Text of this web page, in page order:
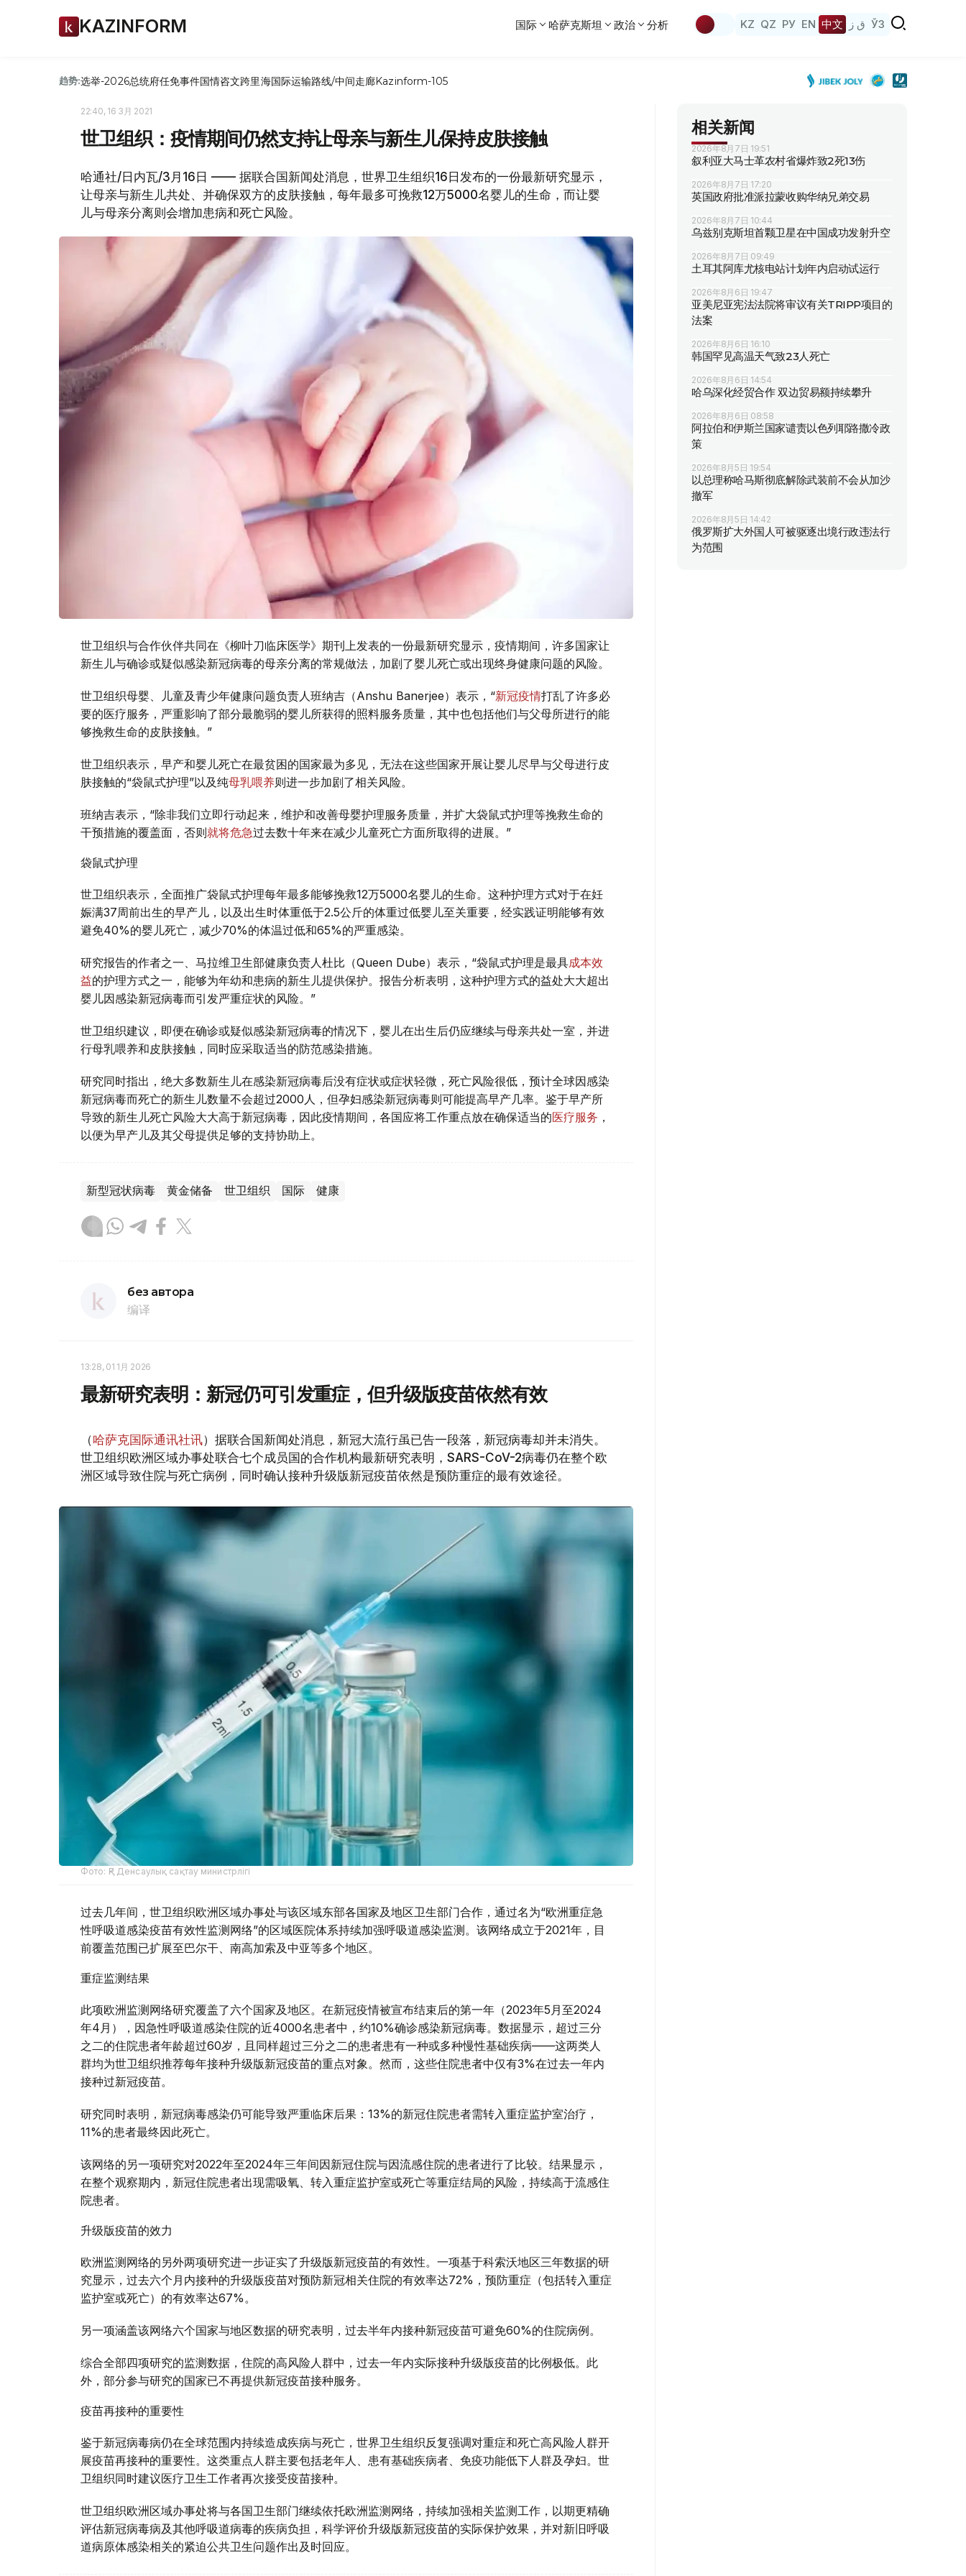
KAZINFORM 国际 哈萨克斯坦 政治 分析 KZ QZ РУ EN 中文 ق ز ЎЗ
趋势:选举-2026总统府任免事件国情咨文跨里海国际运输路线/中间走廊Kazinform-105
22:40, 16 3月 2021
世卫组织：疫情期间仍然支持让母亲与新生儿保持皮肤接触
哈通社/日内瓦/3月16日 —— 据联合国新闻处消息，世界卫生组织16日发布的一份最新研究显示，
让母亲与新生儿共处、并确保双方的皮肤接触，每年最多可挽救12万5000名婴儿的生命，而让婴
儿与母亲分离则会增加患病和死亡风险。
世卫组织与合作伙伴共同在《柳叶刀临床医学》期刊上发表的一份最新研究显示，疫情期间，许多国家让
新生儿与确诊或疑似感染新冠病毒的母亲分离的常规做法，加剧了婴儿死亡或出现终身健康问题的风险。
世卫组织母婴、儿童及青少年健康问题负责人班纳吉（Anshu Banerjee）表示，“新冠疫情打乱了许多必
要的医疗服务，严重影响了部分最脆弱的婴儿所获得的照料服务质量，其中也包括他们与父母所进行的能
够挽救生命的皮肤接触。”
世卫组织表示，早产和婴儿死亡在最贫困的国家最为多见，无法在这些国家开展让婴儿尽早与父母进行皮
肤接触的“袋鼠式护理”以及纯母乳喂养则进一步加剧了相关风险。
班纳吉表示，“除非我们立即行动起来，维护和改善母婴护理服务质量，并扩大袋鼠式护理等挽救生命的
干预措施的覆盖面，否则就将危急过去数十年来在减少儿童死亡方面所取得的进展。”
袋鼠式护理
世卫组织表示，全面推广袋鼠式护理每年最多能够挽救12万5000名婴儿的生命。这种护理方式对于在妊
娠满37周前出生的早产儿，以及出生时体重低于2.5公斤的体重过低婴儿至关重要，经实践证明能够有效
避免40%的婴儿死亡，减少70%的体温过低和65%的严重感染。
研究报告的作者之一、马拉维卫生部健康负责人杜比（Queen Dube）表示，“袋鼠式护理是最具成本效
益的护理方式之一，能够为年幼和患病的新生儿提供保护。报告分析表明，这种护理方式的益处大大超出
婴儿因感染新冠病毒而引发严重症状的风险。”
世卫组织建议，即便在确诊或疑似感染新冠病毒的情况下，婴儿在出生后仍应继续与母亲共处一室，并进
行母乳喂养和皮肤接触，同时应采取适当的防范感染措施。
研究同时指出，绝大多数新生儿在感染新冠病毒后没有症状或症状轻微，死亡风险很低，预计全球因感染
新冠病毒而死亡的新生儿数量不会超过2000人，但孕妇感染新冠病毒则可能提高早产几率。鉴于早产所
导致的新生儿死亡风险大大高于新冠病毒，因此疫情期间，各国应将工作重点放在确保适当的医疗服务 ，
以便为早产儿及其父母提供足够的支持协助上。
新型冠状病毒 黄金储备 世卫组织 国际 健康
без автора
编译
13:28, 01 1月 2026
最新研究表明：新冠仍可引发重症，但升级版疫苗依然有效
（哈萨克国际通讯社讯）据联合国新闻处消息，新冠大流行虽已告一段落，新冠病毒却并未消失。
世卫组织欧洲区域办事处联合七个成员国的合作机构最新研究表明，SARS-CoV-2病毒仍在整个欧
洲区域导致住院与死亡病例，同时确认接种升级版新冠疫苗依然是预防重症的最有效途径。
Фото: ҚР Денсаулық сақтау министрлігі
过去几年间，世卫组织欧洲区域办事处与该区域东部各国家及地区卫生部门合作，通过名为“欧洲重症急
性呼吸道感染疫苗有效性监测网络”的区域医院体系持续加强呼吸道感染监测。该网络成立于2021年，目
前覆盖范围已扩展至巴尔干、南高加索及中亚等多个地区。
重症监测结果
此项欧洲监测网络研究覆盖了六个国家及地区。在新冠疫情被宣布结束后的第一年（2023年5月至2024
年4月），因急性呼吸道感染住院的近4000名患者中，约10%确诊感染新冠病毒。数据显示，超过三分
之二的住院患者年龄超过60岁，且同样超过三分之二的患者患有一种或多种慢性基础疾病——这两类人
群均为世卫组织推荐每年接种升级版新冠疫苗的重点对象。然而，这些住院患者中仅有3%在过去一年内
接种过新冠疫苗。
研究同时表明，新冠病毒感染仍可能导致严重临床后果：13%的新冠住院患者需转入重症监护室治疗，
11%的患者最终因此死亡。
该网络的另一项研究对2022年至2024年三年间因新冠住院与因流感住院的患者进行了比较。结果显示，
在整个观察期内，新冠住院患者出现需吸氧、转入重症监护室或死亡等重症结局的风险，持续高于流感住
院患者。
升级版疫苗的效力
欧洲监测网络的另外两项研究进一步证实了升级版新冠疫苗的有效性。一项基于科索沃地区三年数据的研
究显示，过去六个月内接种的升级版疫苗对预防新冠相关住院的有效率达72%，预防重症（包括转入重症
监护室或死亡）的有效率达67%。
另一项涵盖该网络六个国家与地区数据的研究表明，过去半年内接种新冠疫苗可避免60%的住院病例。
综合全部四项研究的监测数据，住院的高风险人群中，过去一年内实际接种升级版疫苗的比例极低。此
外，部分参与研究的国家已不再提供新冠疫苗接种服务。
疫苗再接种的重要性
鉴于新冠病毒病仍在全球范围内持续造成疾病与死亡，世界卫生组织反复强调对重症和死亡高风险人群开
展疫苗再接种的重要性。这类重点人群主要包括老年人、患有基础疾病者、免疫功能低下人群及孕妇。世
卫组织同时建议医疗卫生工作者再次接受疫苗接种。
世卫组织欧洲区域办事处将与各国卫生部门继续依托欧洲监测网络，持续加强相关监测工作，以期更精确
评估新冠病毒病及其他呼吸道病毒的疾病负担，科学评价升级版新冠疫苗的实际保护效果，并对新旧呼吸
道病原体感染相关的紧迫公共卫生问题作出及时回应。
相关新闻
2026年8月7日 19:51
叙利亚大马士革农村省爆炸致2死13伤
2026年8月7日 17:20
英国政府批准派拉蒙收购华纳兄弟交易
2026年8月7日 10:44
乌兹别克斯坦首颗卫星在中国成功发射升空
2026年8月7日 09:49
土耳其阿库尤核电站计划年内启动试运行
2026年8月6日 19:47
亚美尼亚宪法法院将审议有关TRIPP项目的
法案
2026年8月6日 16:10
韩国罕见高温天气致23人死亡
2026年8月6日 14:54
哈乌深化经贸合作 双边贸易额持续攀升
2026年8月6日 08:58
阿拉伯和伊斯兰国家谴责以色列耶路撒冷政
策
2026年8月5日 19:54
以总理称哈马斯彻底解除武装前不会从加沙
撤军
2026年8月5日 14:42
俄罗斯扩大外国人可被驱逐出境行政违法行
为范围